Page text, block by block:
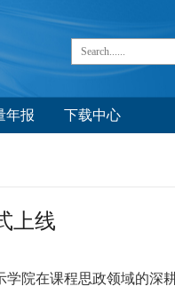
年报 下载中心
上线
学院在课程思政领域的深